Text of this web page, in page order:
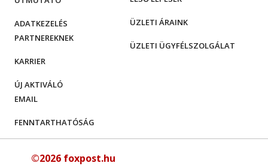
ÜZLETI ÁRAINK
ÜZLETI ÜGYFÉLSZOLGÁLAT
ADATKEZELÉS
PARTNEREKNEK
KARRIER
ÚJ AKTIVÁLÓ
EMAIL
FENNTARTHATÓSÁG
©2026 foxpost.hu